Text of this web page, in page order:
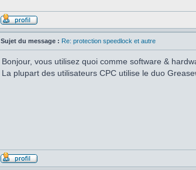
Sujet du message : Re: protection speedlock et autre
Bonjour, vous utilisez quoi comme software &
La plupart des utilisateurs CPC utilise le duo